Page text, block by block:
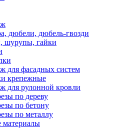
дюбели, дюбель-гвозди
шурупы, гайки
для фасадных систем
крепежные
для рулонной кровли
по дереву
по бетону
по металлу
материалы